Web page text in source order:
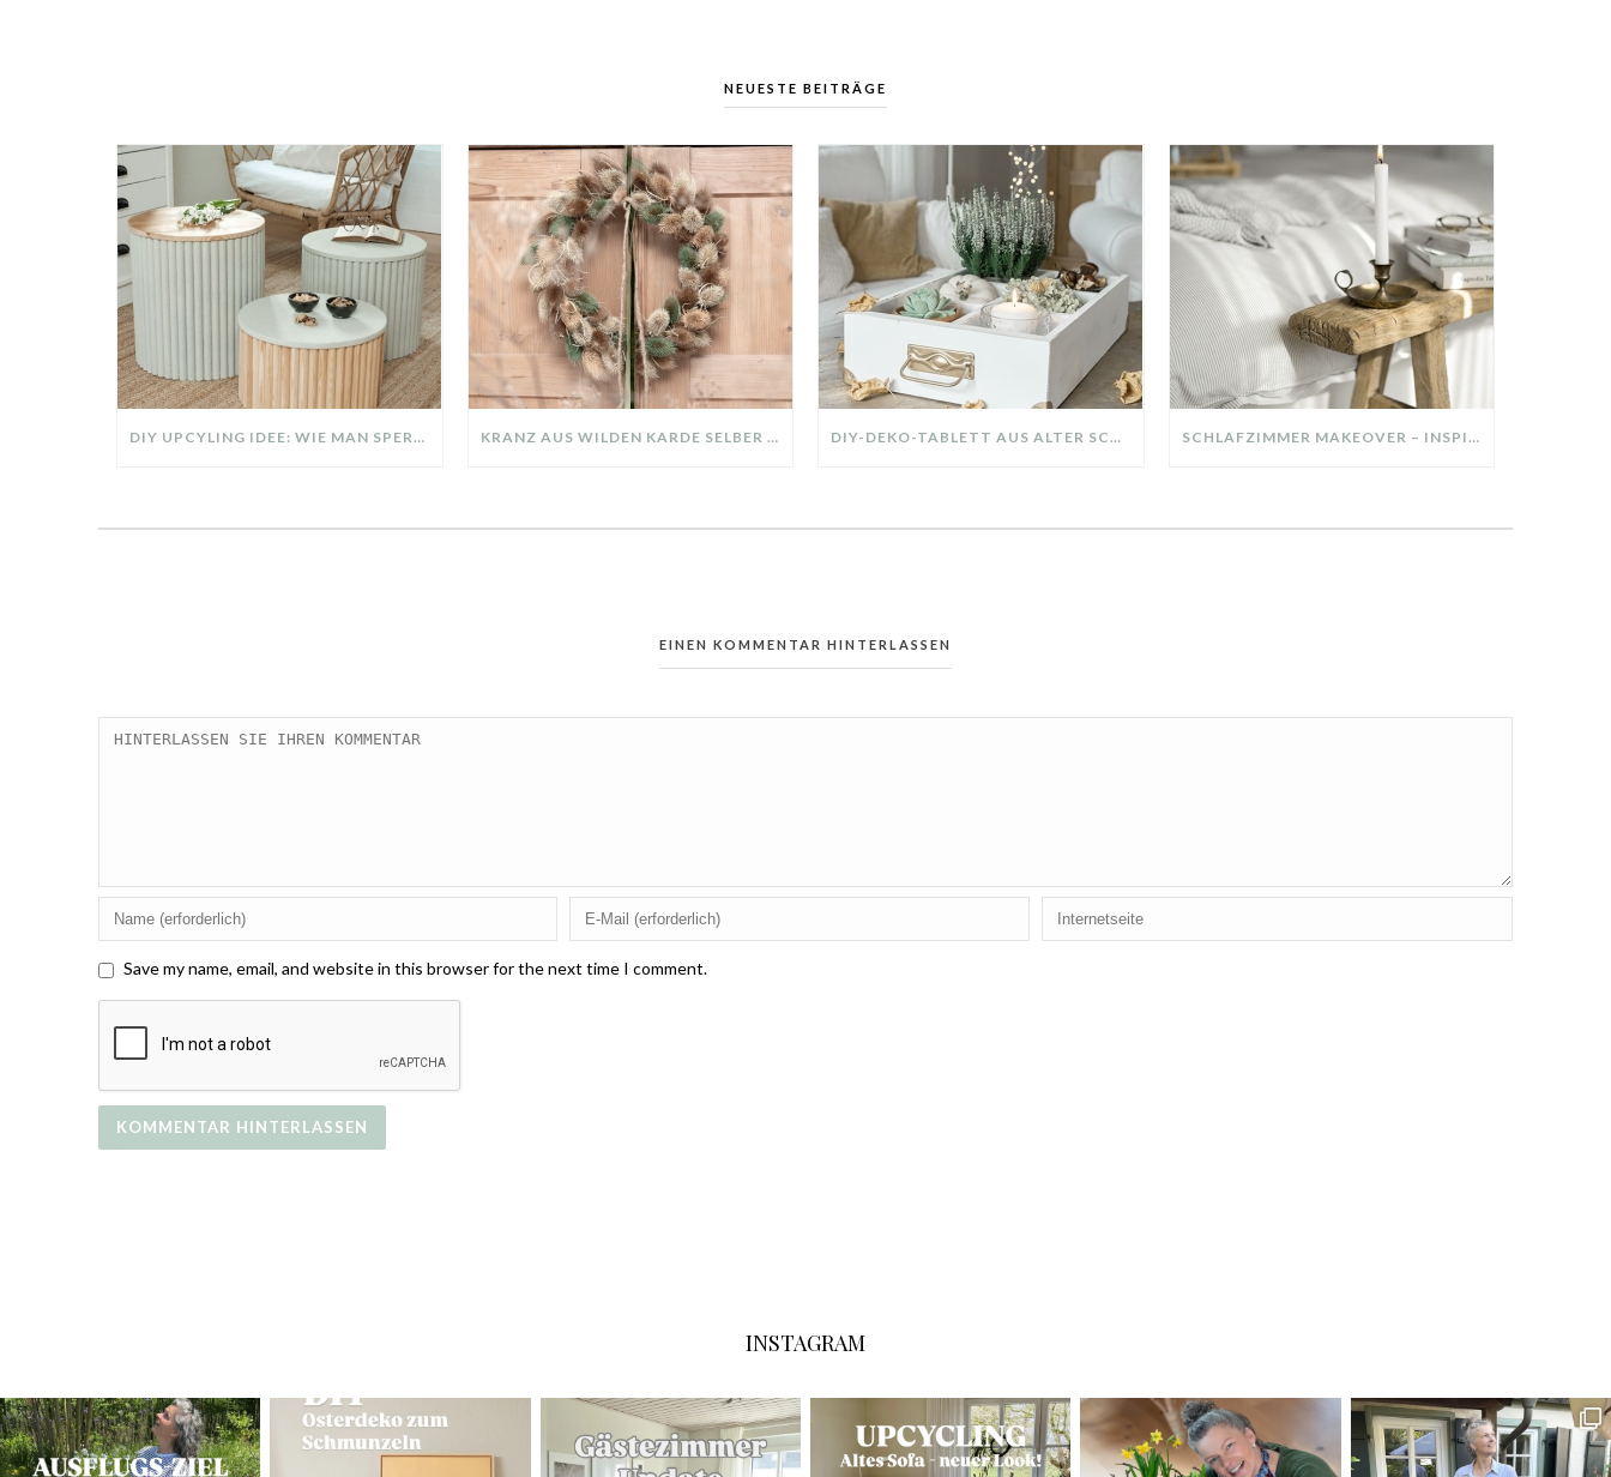
NEUESTE BEITRÄGE
DIY UPCYLING IDEE: WIE MAN SPERRMÜLL IN EIN DESIGNER TEIL VERWANDELT KRANZ AUS WILDEN KARDE SELBER MACHEN: HERBSTDEKO GANZ EINFACH DIY-DEKO-TABLETT AUS ALTER SCHUBLADE – NACHHALTIGE HERBSTDEKO SELBER MACHEN! SCHLAFZIMMER MAKEOVER – INSPIRATION FÜR DEIN SCHLAFZIMMER: AUS ALT MACH NEU – HELL, GEMÜTLICH UND EINLADEND
EINEN KOMMENTAR HINTERLASSEN
Save my name, email, and website in this browser for the next time I comment.
INSTAGRAM